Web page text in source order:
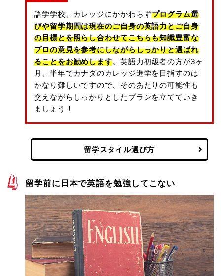
語学学校、カレッジにかかわらずプログラム選
びや留学期間は現在のご自身の英語力とご自身
の目標とを照らし合わせてこちらも知識豊富な
プロの意見を参考にしながらしっかりと選ばれ
ることをお勧めします。英語力初級者の方が3ヶ
月、半年でカナダのカレッジ進学を目指すのは
かなり難しいですので、そのあたりの可能性も
交えながらしっかりとしたプランを立てていき
ましょう！
留学スタイル選び方
留学前に日本で英語を勉強してこない